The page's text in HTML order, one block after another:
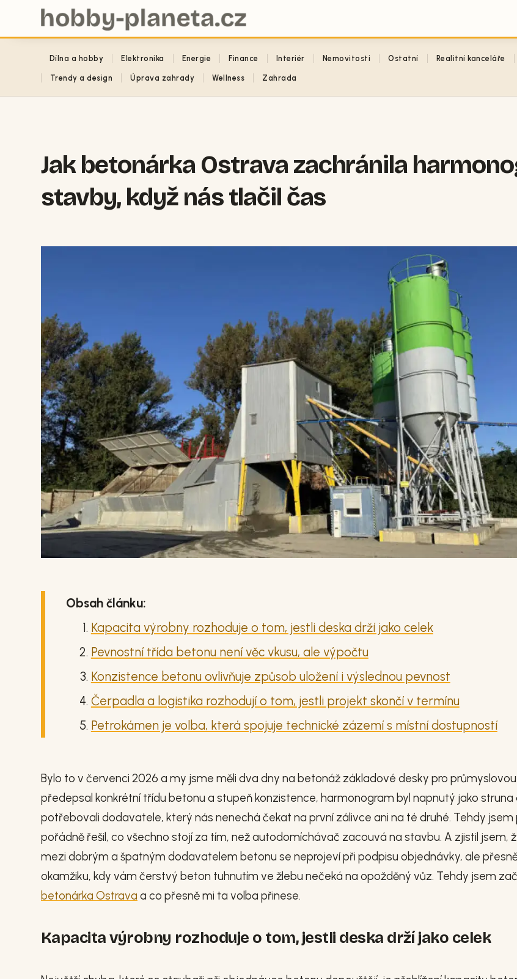
Dílna a hobby Elektronika Energie Finance Interiér Nemovitosti Ostatní Realitní kanceláře
Trendy a design Úprava zahrady Wellness Zahrada
Jak betonárka Ostrava zachránila
stavby, když nás tlačil čas
Obsah článku:
Kapacita výrobny rozhoduje o tom, jestli deska drží jako celek
Pevnostní třída betonu není věc vkusu, ale výpočtu
Konzistence betonu ovlivňuje způsob uložení i výslednou pevnost
Čerpadla a logistika rozhodují o tom, jestli projekt skončí v termínu
Petrokámen je volba, která spojuje technické zázemí s místní dostupností
Bylo to v červenci 2026 a my jsme měli dva dny na betonáž základové desky pro
předepsal konkrétní třídu betonu a stupeň konzistence, harmonogram byl napnutý jako struna
potřebovali dodavatele, který nás nenechá čekat na první zálivce ani na té druhé. Tehdy jsem
pořádně řešil, co všechno stojí za tím, než autodomíchávač zacouvá na stavbu. A zjistil jsem,
mezi dobrým a špatným dodavatelem betonu se neprojeví při podpisu objednávky, ale
okamžiku, kdy vám čerstvý beton tuhnutím ve žlebu nečeká na opožděný vůz. Tehdy jsem
betonárka Ostrava a co přesně mi ta volba přinese.
Kapacita výrobny rozhoduje o tom, jestli deska drží jako celek